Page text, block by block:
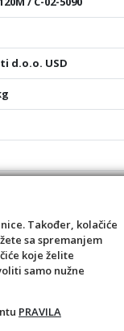
d.o.o. USD
COPEN TITAN
Također, kolačiće
sa spremanjem
koje želite
samo nužne
PRAVILA